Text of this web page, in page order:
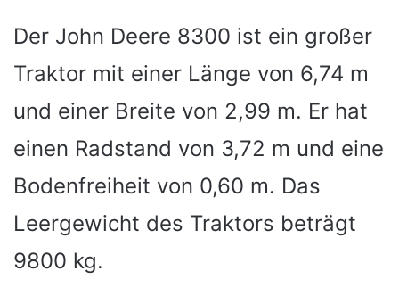
Der John Deere 8300 ist ein großer
Traktor mit einer Länge von 6,74 m
und einer Breite von 2,99 m. Er hat
einen Radstand von 3,72 m und eine
Bodenfreiheit von 0,60 m. Das
Leergewicht des Traktors beträgt
9800 kg.